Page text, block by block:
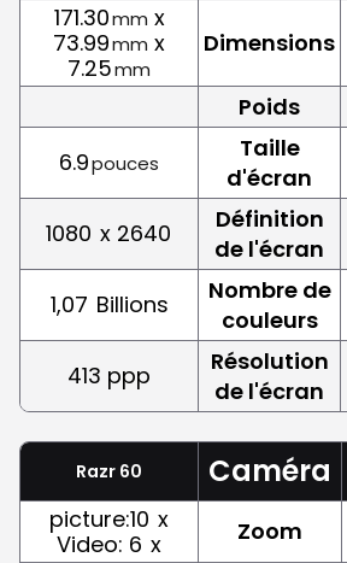
171.30mm x
73.99mm x
7.25mm
Dimensions
Poids
6.9pouces
Taille
d'écran
1080 x 2640
Définition
de l'écran
1,07 Billions
Nombre de
couleurs
413 ppp
Résolution
de l'écran
Razr 60 Caméra
picture:10 x
Video: 6 x Zoom